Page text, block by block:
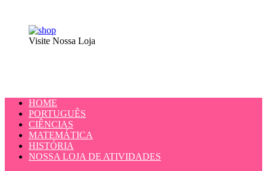
Visite Nossa Loja
HOME
PORTUGUÊS
CIÊNCIAS
MATEMÁTICA
HISTÓRIA
NOSSA LOJA DE ATIVIDADES